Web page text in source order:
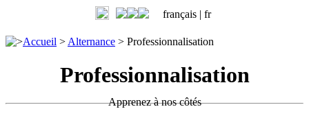
français | fr
>Accueil > Alternance > Professionnalisation
Professionnalisation
Apprenez à nos côtés